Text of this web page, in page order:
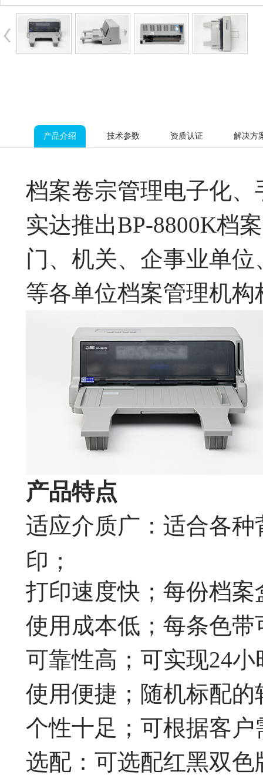
产品介绍 技术参数 资质认证 解决方
档案卷宗管理电子化
实达推出BP-8800K档
门、机关、企事业单
等各单位档案管理机
产品特点
适应介质广：适合各
印；
打印速度快；每份档案
使用成本低；每条色
可靠性高；可实现24
使用便捷；随机标配
个性十足；可根据客
选配：可选配红黑双色